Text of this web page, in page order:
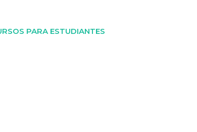
PARA ESTUDIANTES